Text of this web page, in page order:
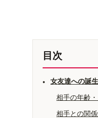
目次
• 女友達への誕
相手の年齢
相手との関